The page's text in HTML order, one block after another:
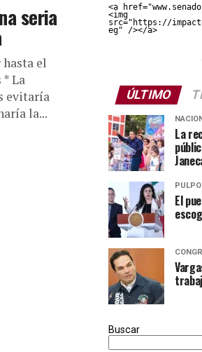
seria
el
* La
evitaría
la...
<a
<img
src="https://
eg" /></a>
ÚLTIMO
La
El
Buscar